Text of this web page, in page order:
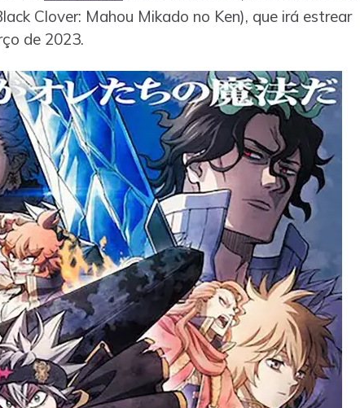
Clover: Mahоu Mikado no Ken), que irá estrear
de 2023.